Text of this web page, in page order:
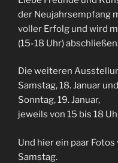
der Neujahrsempfang
voller Erfolg und wird
(15-18 Uhr)
Die weiteren
Samstag, 18. Januar und
Sonntag, 19. Januar,
jeweils von 15 bis 18
Und hier ein paar
Samstag.